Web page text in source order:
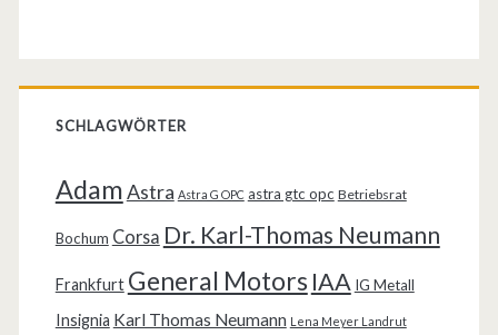
SCHLAGWÖRTER
AdamAstra Astra G OPC astra gtc opc Betriebsrat
Bochum Corsa Dr. Karl-Thomas Neumann
Frankfurt General Motors IAA IG Metall
Insignia Karl Thomas Neumann Lena Meyer Landrut